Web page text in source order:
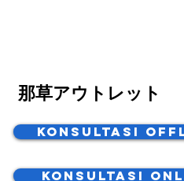
那草アウトレット
Konsultasi
Konsultasi